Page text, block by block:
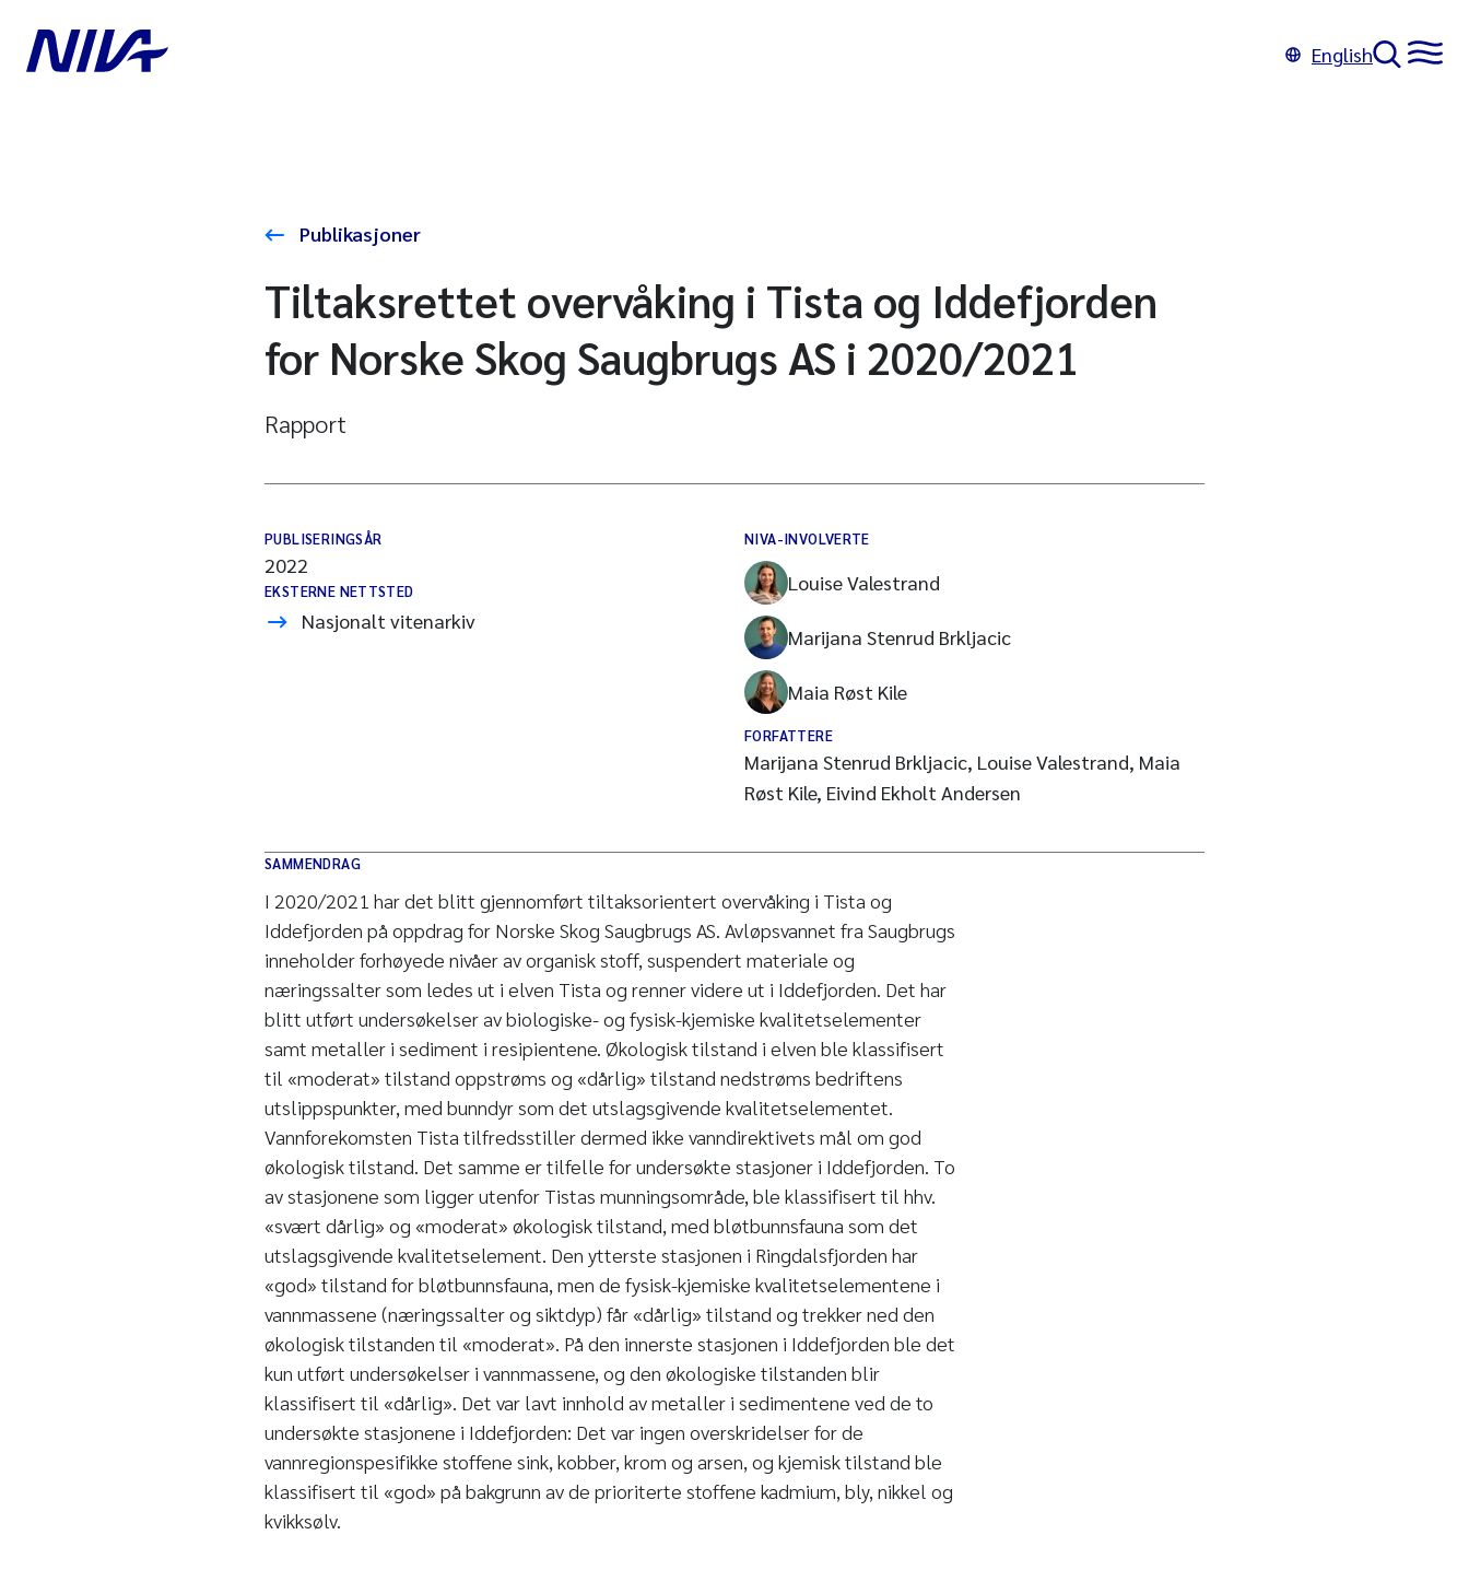
English
Publikasjoner
Tiltaksrettet overvåking i Tista og Iddefjorden
for Norske Skog Saugbrugs AS i 2020/2021
Rapport
PUBLISERINGSÅR
2022
EKSTERNE NETTSTED
Nasjonalt vitenarkiv
NIVA-INVOLVERTE
Louise Valestrand
Marijana Stenrud Brkljacic
Maia Røst Kile
FORFATTERE
Marijana Stenrud Brkljacic, Louise Valestrand, Maia
Røst Kile, Eivind Ekholt Andersen
SAMMENDRAG
I 2020/2021 har det blitt gjennomført tiltaksorientert overvåking i Tista og
Iddefjorden på oppdrag for Norske Skog Saugbrugs AS. Avløpsvannet fra Saugbrugs
inneholder forhøyede nivåer av organisk stoff, suspendert materiale og
næringssalter som ledes ut i elven Tista og renner videre ut i Iddefjorden. Det har
blitt utført undersøkelser av biologiske- og fysisk-kjemiske kvalitetselementer
samt metaller i sediment i resipientene. Økologisk tilstand i elven ble klassifisert
til «moderat» tilstand oppstrøms og «dårlig» tilstand nedstrøms bedriftens
utslippspunkter, med bunndyr som det utslagsgivende kvalitetselementet.
Vannforekomsten Tista tilfredsstiller dermed ikke vanndirektivets mål om god
økologisk tilstand. Det samme er tilfelle for undersøkte stasjoner i Iddefjorden. To
av stasjonene som ligger utenfor Tistas munningsområde, ble klassifisert til hhv.
«svært dårlig» og «moderat» økologisk tilstand, med bløtbunnsfauna som det
utslagsgivende kvalitetselement. Den ytterste stasjonen i Ringdalsfjorden har
«god» tilstand for bløtbunnsfauna, men de fysisk-kjemiske kvalitetselementene i
vannmassene (næringssalter og siktdyp) får «dårlig» tilstand og trekker ned den
økologisk tilstanden til «moderat». På den innerste stasjonen i Iddefjorden ble det
kun utført undersøkelser i vannmassene, og den økologiske tilstanden blir
klassifisert til «dårlig». Det var lavt innhold av metaller i sedimentene ved de to
undersøkte stasjonene i Iddefjorden: Det var ingen overskridelser for de
vannregionspesifikke stoffene sink, kobber, krom og arsen, og kjemisk tilstand ble
klassifisert til «god» på bakgrunn av de prioriterte stoffene kadmium, bly, nikkel og
kvikksølv.